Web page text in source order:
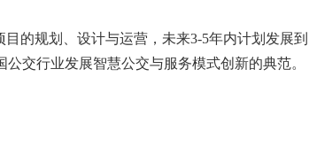
的规划、设计与运营，未来3-5年内计划发展到
交行业发展智慧公交与服务模式创新的典范。